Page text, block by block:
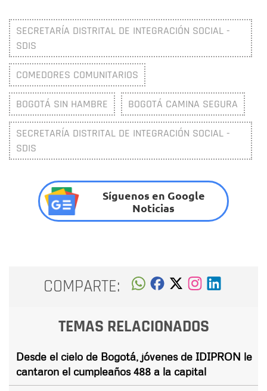
SECRETARÍA DISTRITAL DE INTEGRACIÓN SOCIAL -
SDIS
COMEDORES COMUNITARIOS
BOGOTÁ SIN HAMBRE BOGOTÁ CAMINA SEGURA
SECRETARÍA DISTRITAL DE INTEGRACIÓN SOCIAL -
SDIS
Síguenos en Google
Noticias
COMPARTE:
TEMAS RELACIONADOS
Desde el cielo de Bogotá, jóvenes de IDIPRON le
cantaron el cumpleaños 488 a la capital